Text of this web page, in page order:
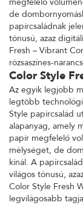
de
papírcsaládnak
tónusú, azaz
Fresh – Vibrant
rózsaszínes-
Color Style
Az egyik legjobb
legtöbb
Style papírcsalád
alapanyag, amely
papír megfelelő
mélységet, de
kínál. A
világos tónusú,
Color Style Fresh
legvilágosabb